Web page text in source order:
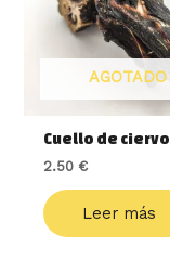
AGOTADO
Cuello de ciervo
2.50 €
Leer más